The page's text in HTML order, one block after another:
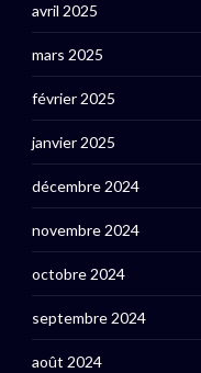
avril 2025
mars 2025
février 2025
janvier 2025
décembre 2024
novembre 2024
octobre 2024
septembre 2024
août 2024